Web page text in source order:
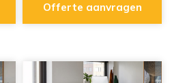
Offerte aanvragen